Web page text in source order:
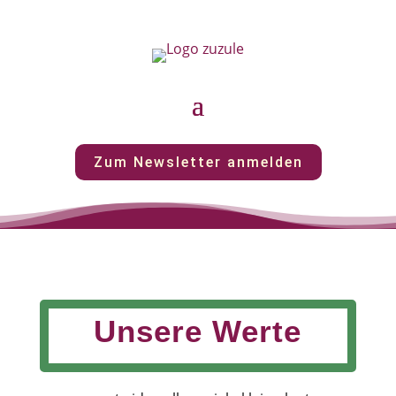
Zum Newsletter anmelden
Unsere Werte